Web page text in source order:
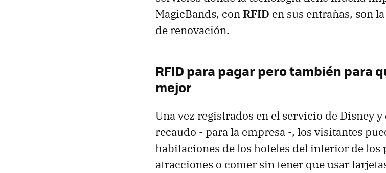
MagicBands, conRFID en sus entrañas, son
de renovación.
RFID para pagar pero también para
mejor
Una vez registrados en el servicio de Disney
recaudo - para la empresa -, los visitantes
habitaciones de los hoteles del interior de los
atracciones o comer sin tener que usar